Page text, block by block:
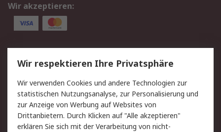
Wir akzeptieren:
Service
Value Added Services
Lieferlösungen
Rücksendungen
Kontakt
Hilfe
Privatkunden
Rechtliches
Wir respektieren Ihre Privatsphäre
Wir verwenden Cookies und andere Technologien zur
statistischen Nutzungsanalyse, zur Personalisierung und
zur Anzeige von Werbung auf Websites von
Drittanbietern. Durch Klicken auf "Alle akzeptieren"
erklären Sie sich mit der Verarbeitung von nicht-